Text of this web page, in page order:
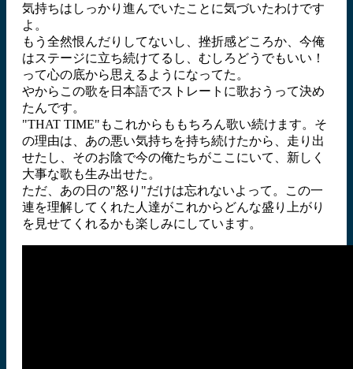
気持ちはしっかり進んでいたことに気づいたわけです
よ。
もう全然恨んだりしてないし、挫折感どころか、今俺
はステージに立ち続けてるし、むしろどうでもいい！
って心の底から思えるようになってた。
やからこの歌を日本語でストレートに歌おうって決め
たんです。
"THAT TIME"もこれからももちろん歌い続けます。そ
の理由は、あの悪い気持ちを持ち続けたから、走り出
せたし、そのお陰で今の俺たちがここにいて、新しく
大事な歌も生み出せた。
ただ、あの日の"怒り"だけは忘れないよって。この一
連を理解してくれた人達がこれからどんな盛り上がり
を見せてくれるかも楽しみにしています。